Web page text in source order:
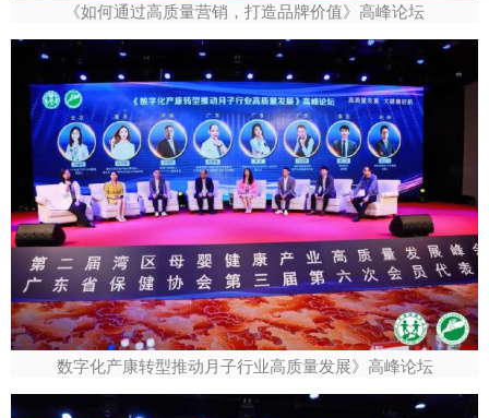
《如何通过高质量营销，打造品牌价值》高峰论坛
数字化产康转型推动月子行业高质量发展》高峰论坛